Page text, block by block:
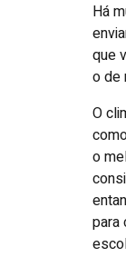
Há
que
o de
O
o
para